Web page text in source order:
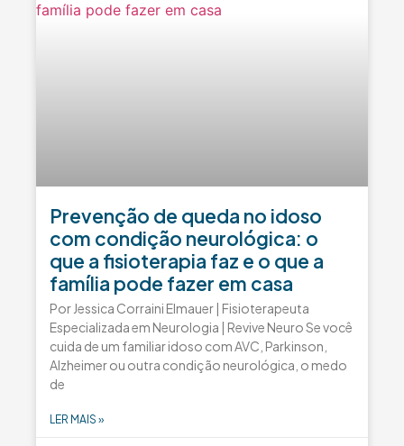
Prevenção de queda no idoso
com condição neurológica: o
que a fisioterapia faz e o que a
família pode fazer em casa
Por Jessica Corraini Elmauer | Fisioterapeuta
Especializada em Neurologia | Revive Neuro Se você
cuida de um familiar idoso com AVC, Parkinson,
Alzheimer ou outra condição neurológica, o medo
de
LER MAIS »